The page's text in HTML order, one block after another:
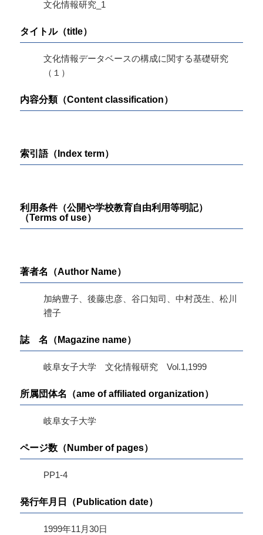
文化情報研究_1
タイトル（title）
文化情報データベースの構成に関する基礎研究
（１）
内容分類（Content classification）
索引語（Index term）
利用条件（公開や学校教育自由利用等明記）
（Terms of use）
著者名（Author Name）
加納豊子、後藤忠彦、谷口知司、中村茂生、松川
禮子
誌 名（Magazine name）
岐阜女子大学 文化情報研究 Vol.1,1999
所属団体名（ame of affiliated organization）
岐阜女子大学
ページ数（Number of pages）
PP1-4
発行年月日（Publication date）
1999年11月30日